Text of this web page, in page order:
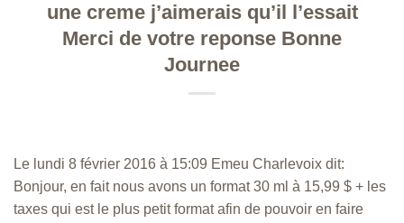
une creme j’aimerais qu’il l’essait
Merci de votre reponse Bonne
Journee
Le lundi 8 février 2016 à 15:09 Emeu Charlevoix dit:
Bonjour, en fait nous avons un format 30 ml à 15,99 $ + les
taxes qui est le plus petit format afin de pouvoir en faire